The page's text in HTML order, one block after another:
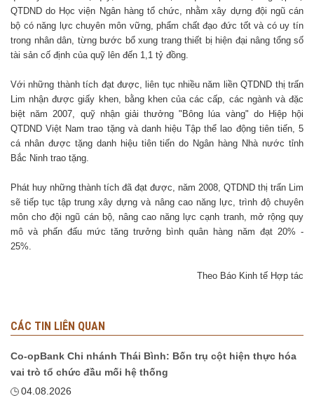
QTDND do Học viện Ngân hàng tổ chức, nhằm xây dựng đội ngũ cán
bộ có năng lực chuyên môn vững, phẩm chất đạo đức tốt và có uy tín
trong nhân dân, từng bước bổ xung trang thiết bị hiện đại nâng tổng số
tài sản cố định của quỹ lên đến 1,1 tỷ đồng.
Với những thành tích đạt được, liên tục nhiều năm liền QTDND thị trấn
Lim nhận được giấy khen, bằng khen của các cấp, các ngành và đặc
biệt năm 2007, quỹ nhận giải thưởng "Bông lúa vàng" do Hiệp hội
QTDND Việt Nam trao tặng và danh hiệu Tập thể lao động tiên tiến, 5
cá nhân được tặng danh hiệu tiên tiến do Ngân hàng Nhà nước tỉnh
Bắc Ninh trao tặng.
Phát huy những thành tích đã đạt được, năm 2008, QTDND thị trấn Lim
sẽ tiếp tục tập trung xây dựng và nâng cao năng lực, trình độ chuyên
môn cho đội ngũ cán bộ, nâng cao năng lực cạnh tranh, mở rộng quy
mô và phấn đấu mức tăng trưởng bình quân hàng năm đạt 20% -
25%.
Theo Báo Kinh tế Hợp tác
CÁC TIN LIÊN QUAN
Co-opBank Chi nhánh Thái Bình: Bốn trụ cột hiện thực hóa
vai trò tổ chức đầu mối hệ thống
04.08.2026